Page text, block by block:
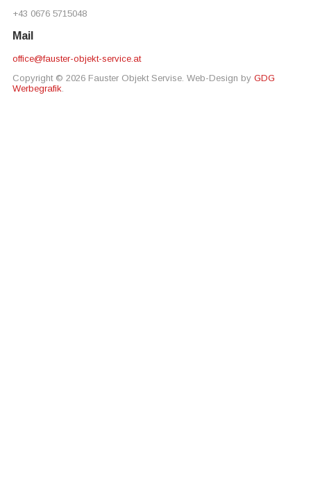
+43 0676 5715048
Mail
office@fauster-objekt-service.at
Copyright © 2026 Fauster Objekt Servise. Web-Design by GDG
Werbegrafik.